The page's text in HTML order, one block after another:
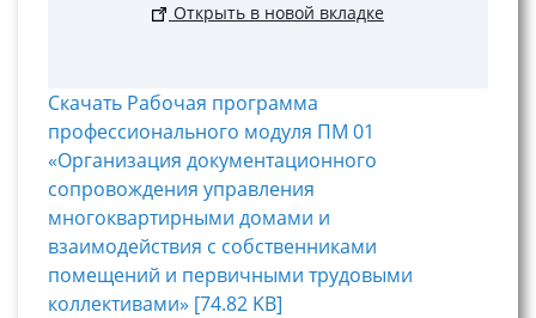
Открыть в новой вкладке
Скачать Рабочая программа
профессионального модуля ПМ 01
«Организация документационного
сопровождения управления
многоквартирными домами и
взаимодействия с собственниками
помещений и первичными трудовыми
коллективами» [74.82 KB]